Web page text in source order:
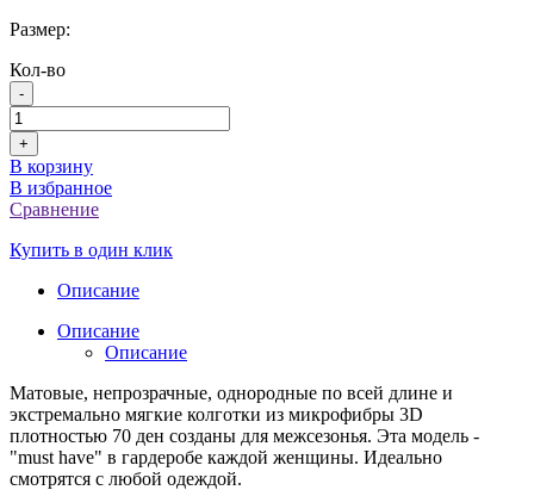
Размер:
Кол-во
-
+
В корзину
В избранное
Сравнение
Купить в один клик
Описание
Описание
Описание
Матовые, непрозрачные, однородные по всей длине и
экстремально мягкие колготки из микрофибры 3D
плотностью 70 ден созданы для межсезонья. Эта модель -
"must have" в гардеробе каждой женщины. Идеально
смотрятся с любой одеждой.